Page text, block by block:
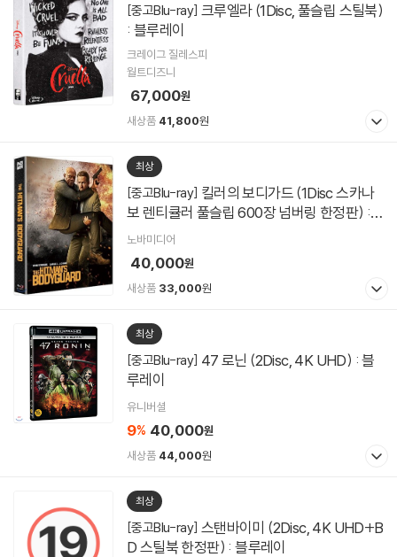
[중고Blu-ray]
: 블루레이
크레이그 질레스피
월트디즈니
67,000원
새상품 41,800원
최상
[중고Blu-ray]
보 렌티큘러 풀슬립 600장 넘버링 한정판) :
블루레이
노바미디어
40,000원
새상품 33,000원
최상
[중고Blu-ray]
루레이
유니버셜
9% 40,000원
새상품 44,000원
최상
[중고Blu-ray]
D 스틸북 한정판) : 블루레이